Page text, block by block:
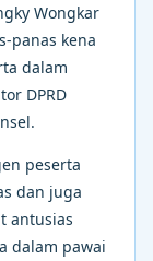
Wongkar
panas kena
dalam
DPRD
peserta
dan juga
antusias
dalam pawai